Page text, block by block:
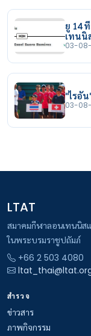
ยู 14
เทนนิ
03-
"ไรอั
03-
LTAT
สมาคมกีฬาลอนเทนนิส
ในพระบรมราชูปถัมภ์
+66 2 503 4080
สำรวจ
ข่าวสาร
ภาพกิจกรรม